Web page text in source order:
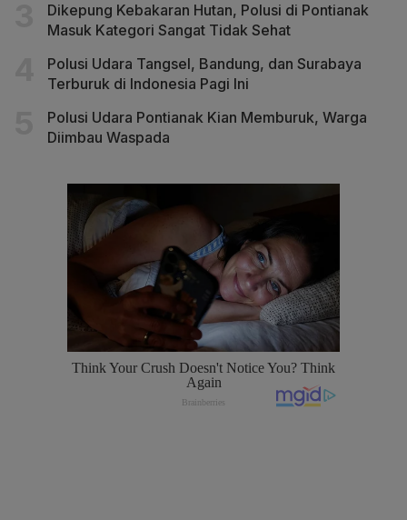
Dikepung Kebakaran Hutan, Polusi di Pontianak
Masuk Kategori Sangat Tidak Sehat
Polusi Udara Tangsel, Bandung, dan Surabaya
Terburuk di Indonesia Pagi Ini
Polusi Udara Pontianak Kian Memburuk, Warga
Diimbau Waspada